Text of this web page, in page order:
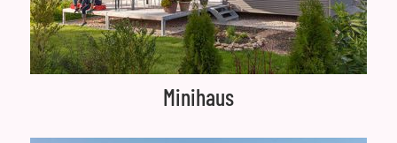
Minihaus